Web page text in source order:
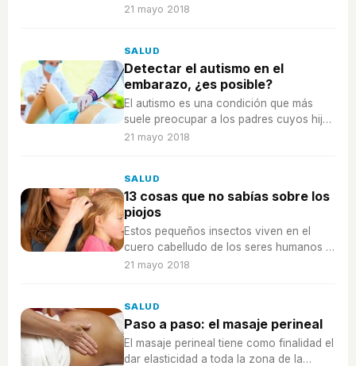
cumplen en la función de la
21 mayo 2018
SALUD
Detectar el autismo en el
embarazo, ¿es posible?
El autismo es una condición que más
suele preocupar a los padres cuyos hijos
aún no han nacido, ¿se puede detectar
21 mayo 2018
SALUD
13 cosas que no sabías sobre los
piojos
Estos pequeños insectos viven en el
cuero cabelludo de los seres humanos y
animales, descubre 13 cosas que no
21 mayo 2018
SALUD
Paso a paso: el masaje perineal
El masaje perineal tiene como finalidad el
dar elasticidad a toda la zona de la